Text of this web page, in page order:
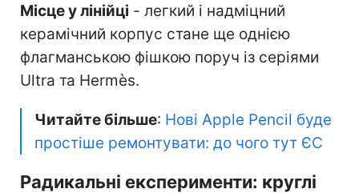
Місце у лінійці - легкий і надміцний
керамічний корпус стане ще однією
флагманською фішкою поруч із серіями
Ultra та Hermès.
Читайте більше: Нові Apple Pencil буде
простіше ремонтувати: до чого тут ЄС
Радикальні експерименти: круглі